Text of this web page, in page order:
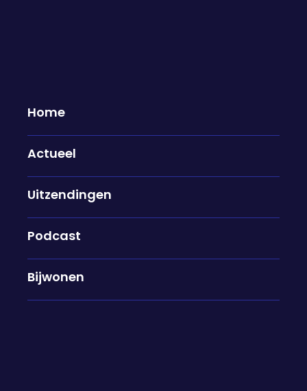
Home
Actueel
Uitzendingen
Podcast
Bijwonen
Wat moet je eten om gezond te
blijven? "Het gaat om
gematigdheid en verse
ingrediënten"
Werkt melk tegen darmkanker en is koffie nou
goed of slecht voor je? Vanochtend stond in het